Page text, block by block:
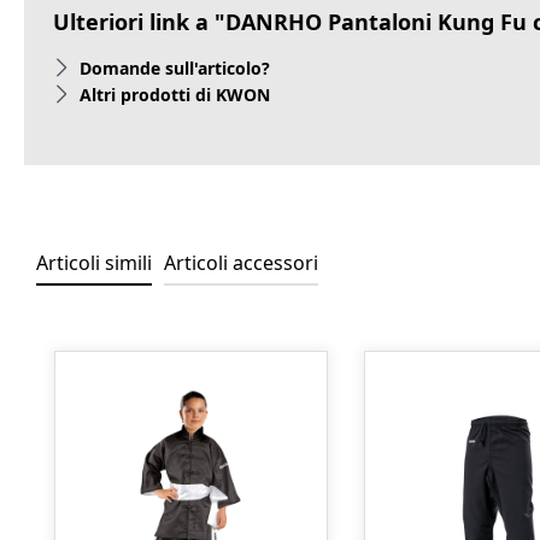
Ulteriori link a "DANRHO Pantaloni Kung Fu
Domande sull'articolo?
Altri prodotti di KWON
Articoli simili Articoli accessori